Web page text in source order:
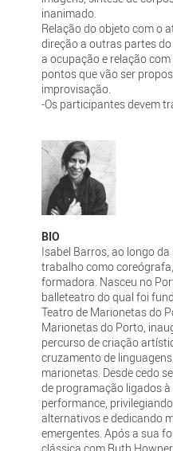
inanimado.
Relação do objeto com o
direção a outras partes
a ocupação e relação
pontos que vão ser
improvisação.
-Os participantes devem
BIO
Isabel Barros, ao longo
trabalho como
formadora. Nasceu no
balleteatro do qual foi
Teatro de Marionetas do
Marionetas do Porto,
percurso de criação
cruzamento de
marionetas. Desde cedo
de programação ligados
performance,
alternativos e dedicando
emergentes. Após a sua